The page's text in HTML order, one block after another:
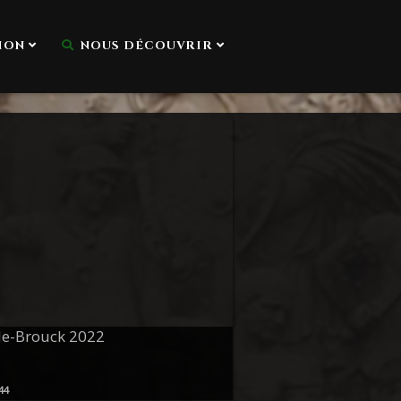
NOUS DÉCOUVRIR
Brouck 2022